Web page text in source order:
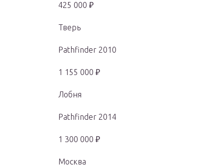
425 000 ₽
Тверь
Pathfinder 2010
1 155 000 ₽
Лобня
Pathfinder 2014
1 300 000 ₽
Москва